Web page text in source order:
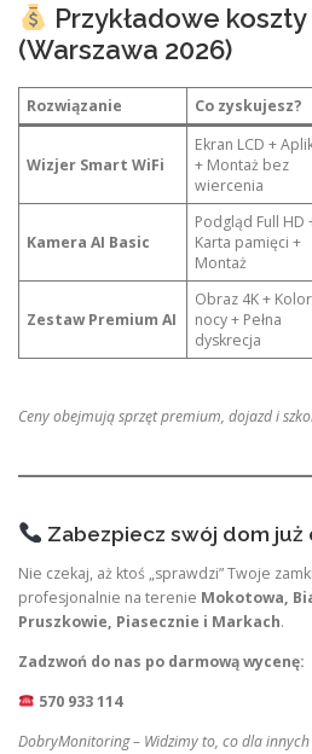
Przykładowe
(Warszawa 2026)
Rozwiązanie Co zyskujesz?
Wizjer Smart WiFi
Ekran LCD +
+ Montaż bez
wiercenia
Kamera AI Basic
Podgląd Full HD
Karta pamięci +
Montaż
Zestaw Premium AI
Obraz 4K +
nocy + Pełna
dyskrecja
Ceny obejmują sprzęt premium, dojazd i
Zabezpiecz swój dom już
Nie czekaj, aż ktoś „sprawdzi” Twoje
profesjonalnie na terenie Mokotowa,
Pruszkowie, Piasecznie i Markach.
Zadzwoń do nas po darmową wycenę:
570 933 114
DobryMonitoring – Widzimy to, co dla innych